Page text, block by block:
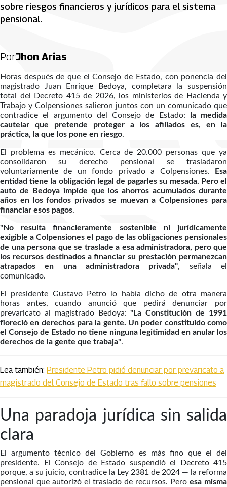
sobre riesgos financieros y jurídicos para el sistema
pensional.
PorJhon Arias
Horas después de que el Consejo de Estado, con ponencia del
magistrado Juan Enrique Bedoya, completara la suspensión
total del Decreto 415 de 2026, los ministerios de Hacienda y
Trabajo y Colpensiones salieron juntos con un comunicado que
contradice el argumento del Consejo de Estado: la medida
cautelar que pretende proteger a los afiliados es, en la
práctica, la que los pone en riesgo.
El problema es mecánico. Cerca de 20.000 personas que ya
consolidaron su derecho pensional se trasladaron
voluntariamente de un fondo privado a Colpensiones.
Esa
entidad tiene la obligación legal de pagarles su mesada. Pero el
auto de Bedoya impide que los ahorros acumulados durante
años en los fondos privados se muevan a Colpensiones para
financiar esos pagos.
"No resulta financieramente sostenible ni jurídicamente
exigible a Colpensiones el pago de las obligaciones pensionales
de una persona que se traslade a esa administradora, pero que
los recursos destinados a financiar su prestación permanezcan
atrapados en una administradora privada", señala el
comunicado.
El presidente Gustavo Petro lo había dicho de otra manera
horas antes, cuando anunció que pedirá denunciar por
prevaricato al magistrado Bedoya:"La Constitución de 1991
floreció en derechos para la gente. Un poder constituido como
el Consejo de Estado no tiene ninguna legitimidad en anular los
derechos de la gente que trabaja".
Lea también: Presidente Petro pidió denunciar por prevaricato a
magistrado del Consejo de Estado tras fallo sobre pensiones
Una paradoja jurídica sin salida
clara
El argumento técnico del Gobierno es más fino que el del
presidente. El Consejo de Estado suspendió el Decreto 415
porque, a su juicio, contradice la Ley 2381 de 2024 — la reforma
pensional que autorizó el traslado de recursos. Pero esa misma